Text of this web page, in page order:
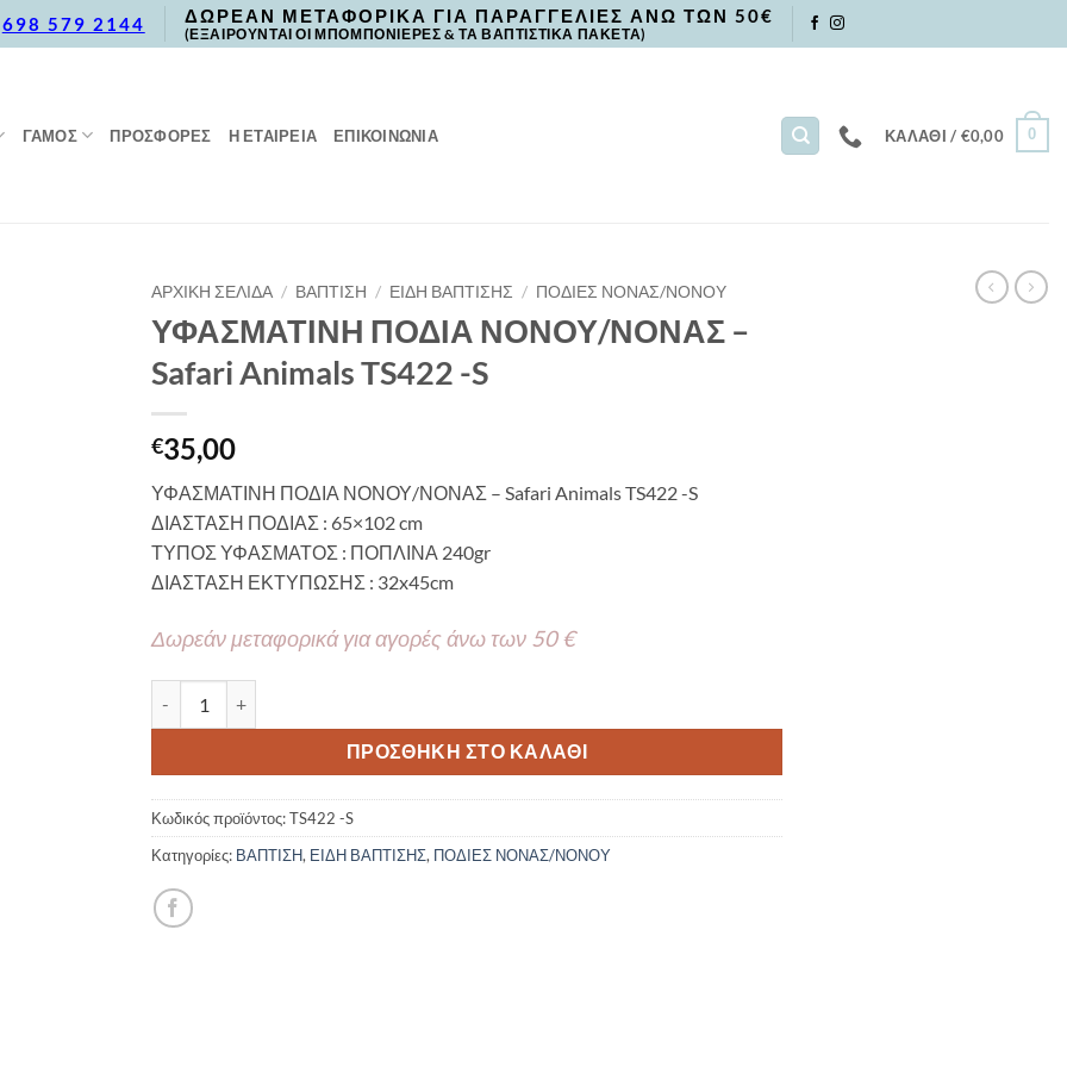
698 579 2144 ΔΩΡΕΑΝ ΜΕΤΑΦΟΡΙΚΑ ΓΙΑ ΠΑΡΑΓΓΕΛΙΕΣ ΑΝΩ ΤΩΝ 50€
(ΕΞΑΙΡΟΥΝΤΑΙ ΟΙ ΜΠΟΜΠΟΝΙΕΡΕΣ & ΤΑ ΒΑΠΤΙΣΤΙΚΑ ΠΑΚΕΤΑ)
ΓΑΜΟΣ ΠΡΟΣΦΟΡΈΣ Η ΕΤΑΙΡΕΙΑ ΕΠΙΚΟΙΝΩΝΙΑ ΚΑΛΆΘΙ / €0,00 0
ΑΡΧΙΚΉ ΣΕΛΊΔΑ / ΒΑΠΤΙΣΗ / ΕΙΔΗ ΒΑΠΤΙΣΗΣ / ΠΟΔΙΕΣ ΝΟΝΑΣ/ΝΟΝΟΥ
ΥΦΑΣΜΑΤΙΝΗ ΠΟΔΙΑ ΝΟΝΟΥ/ΝΟΝΑΣ –
Safari Animals TS422 -S
€35,00
ΥΦΑΣΜΑΤΙΝΗ ΠΟΔΙΑ ΝΟΝΟΥ/ΝΟΝΑΣ – Safari Animals TS422 -S
ΔΙΑΣΤΑΣΗ ΠΟΔΙΑΣ : 65×102 cm
ΤΥΠΟΣ ΥΦΑΣΜΑΤΟΣ : ΠΟΠΛΙΝΑ 240gr
ΔΙΑΣΤΑΣΗ ΕΚΤΥΠΩΣΗΣ : 32x45cm
Δωρεάν μεταφορικά για αγορές άνω των 50 €
ΠΡΟΣΘΉΚΗ ΣΤΟ ΚΑΛΆΘΙ
Κωδικός προϊόντος:TS422 -S
Κατηγορίες: ΒΑΠΤΙΣΗ, ΕΙΔΗ ΒΑΠΤΙΣΗΣ, ΠΟΔΙΕΣ ΝΟΝΑΣ/ΝΟΝΟΥ